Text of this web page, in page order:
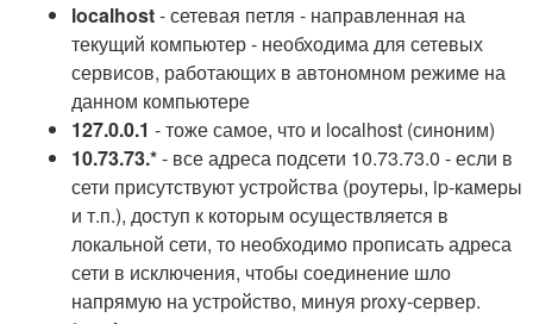
localhost- сетевая петля - направленная на
текущий компьютер - необходима для сетевых
сервисов, работающих в автономном режиме на
данном компьютере
127.0.0.1 - тоже самое, что и localhost (синоним)
10.73.73.*- все адреса подсети 10.73.73.0 - если в
сети присутствуют устройства (роутеры, ip-камеры
и т.п.), доступ к которым осуществляется в
локальной сети, то необходимо прописать адреса
сети в исключения, чтобы соединение шло
напрямую на устройство, минуя proxy-сервер.